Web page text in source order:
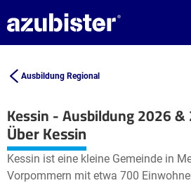
Ausbildung Regional
Kessin - Ausbildung 2026
+
−
Leaflet
Über Kessin
Kessin ist eine kleine Gemeinde in
Vorpommern mit etwa 700